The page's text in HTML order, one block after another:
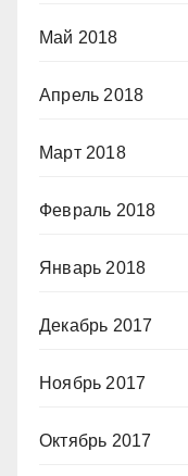
Май 2018
Апрель 2018
Март 2018
Февраль 2018
Январь 2018
Декабрь 2017
Ноябрь 2017
Октябрь 2017